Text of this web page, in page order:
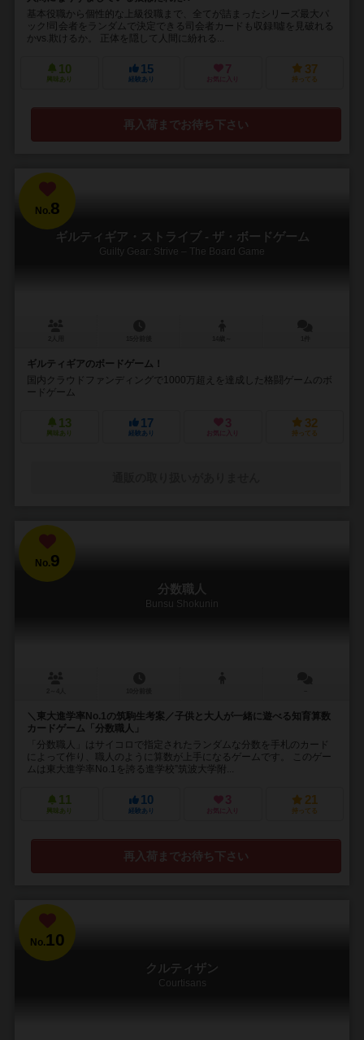
基本役職から個性的な上級役職まで、全てが詰まったシリーズ最大パ
ック!司会者をランダムで決定できる司会者カードも収録!噓を見破れる
かvs.欺けるか。 正体を隠して人間に紛れる...
10
興味あり
15
経験あり
7
お気に入り
37
持ってる
再入荷までお待ち下さい
No.8
ギルティギア・ストライブ - ザ・ボードゲーム
Guilty Gear: Strive – The Board Game
ギルティギアのボードゲーム！
国内クラウドファンディングで1000万超えを達成した格闘ゲームのボ
ードゲーム
13
興味あり
17
経験あり
3
お気に入り
32
持ってる
No.9
分数職人
Bunsu Shokunin
＼東大進学率No.1の筑駒生考案／子供と大人が一緒に遊べる知育算数
カードゲーム「分数職人」
「分数職人」はサイコロで指定されたランダムな分数を手札のカード
によって作り、職人のように算数が上手になるゲームです。 このゲー
ムは東大進学率No.1を誇る進学校”筑波大学附...
11
興味あり
10
経験あり
3
お気に入り
21
持ってる
再入荷までお待ち下さい
No. 10
クルティザン
Courtisans